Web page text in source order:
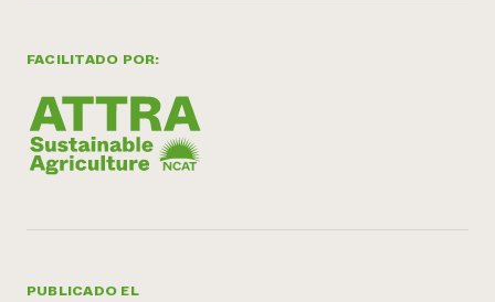
FACILITADO POR:
PUBLICADO EL